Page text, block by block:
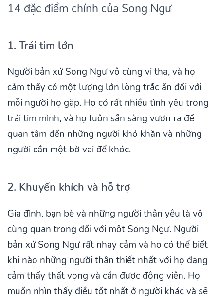
14 đặc điểm chính của Song Ngư
1. Trái tim lớn
Người bản xứ Song Ngư vô cùng vị tha, và họ
cảm thấy có một lượng lớn lòng trắc ẩn đối với
mỗi người họ gặp. Họ có rất nhiều tình yêu trong
trái tim mình, và họ luôn sẵn sàng vươn ra để
quan tâm đến những người khó khăn và những
người cần một bờ vai để khóc.
2. Khuyến khích và hỗ trợ
Gia đình, bạn bè và những người thân yêu là vô
cùng quan trọng đối với một Song Ngư. Người
bản xứ Song Ngư rất nhạy cảm và họ có thể biết
khi nào những người thân thiết nhất với họ đang
cảm thấy thất vọng và cần được động viên. Họ
muốn nhìn thấy điều tốt nhất ở người khác và sẽ